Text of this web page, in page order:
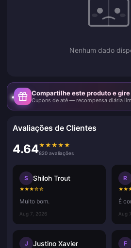
Nenhum dado
Compartilhe este produto e
Cupons de até — recompensa
Avaliações de Clientes
4.64★ ★ ★ ★ ★
820 avaliações
S Shiloh Trout
★★★☆☆
Muito bom.
Aug 7, 2026
R
★★
É
Aug
J Justino Xavier F